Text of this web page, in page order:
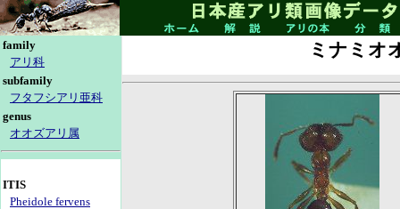
family
アリ科
subfamily
フタフシアリ亜科
genus
オオズアリ属
ITIS
Pheidole fervens
ミナミオ